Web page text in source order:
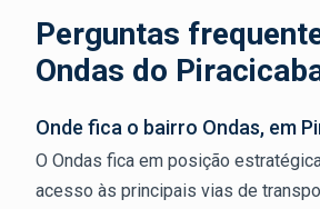
Perguntas
Ondas do
Onde fica o bairro Ondas, em
O Ondas fica em posição
acesso às principais vias de